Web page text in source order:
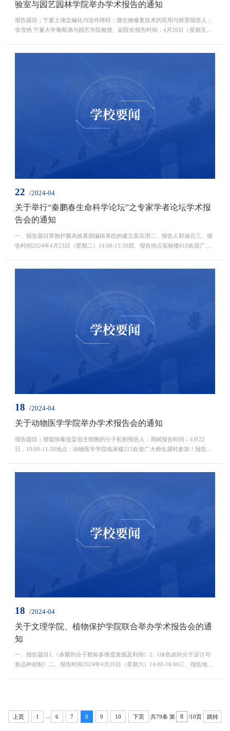
验室与园艺园林学院举办学术报告的通知
报告题目：宁夏土壤盐碱化与连作障碍：微生物修复技术的应用与前景报告人：
张雪艳 宁夏大学葡萄酒与园艺学院教授、副院长报告时间：4月26日（星期五）
22 /2024-04
关于举行“秦鹏春生命科学论坛”之专家学者论坛学术报
告会的通知
一、报告题目芽胞杆菌高效基因编辑系统的建立及应用二、报告人郭淑元三、报
告时间2024年4月23日（星期二）14:00-15:30四、报告地点实验楼610欢迎广大
18 /2024-04
关于动物医学学院举办学术报告会的通知
报告题目：猪瘟病毒侵染宿主细胞的分子机制报告人：周斌报告时间：4月22
日，10:00-11:30地点：动物医学学院临床楼215欢迎广大师生届时参加！报告人
18 /2024-04
关于文理学院、植物保护学院联合举办学术报告会的通
知
一、报告题目1.《杀菌剂分子靶标多维度发掘及利用》2.《绿色农药分子设计与
新品种创制》二、报告时间2024年4月20日（星期六）14:00-16:00三、报告地点
上页 1 6 7 8 9 10 下页 共79条 第 /10页 跳转